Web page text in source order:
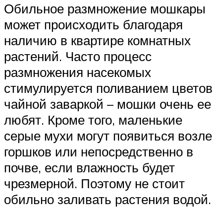
Обильное размножение мошкары
может происходить благодаря
наличию в квартире комнатных
растений. Часто процесс
размножения насекомых
стимулируется поливанием цветов
чайной заваркой – мошки очень ее
любят. Кроме того, маленькие
серые мухи могут появиться возле
горшков или непосредственно в
почве, если влажность будет
чрезмерной. Поэтому не стоит
обильно заливать растения водой.